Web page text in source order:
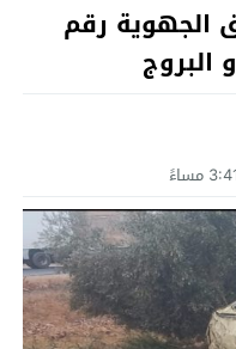
الجهوية رقم